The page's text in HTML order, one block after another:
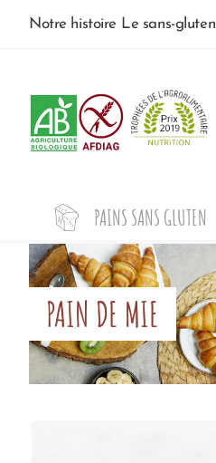
Notre histoire Le sans-gluten
PAINS SANS GLUTEN
PAIN DE MIE